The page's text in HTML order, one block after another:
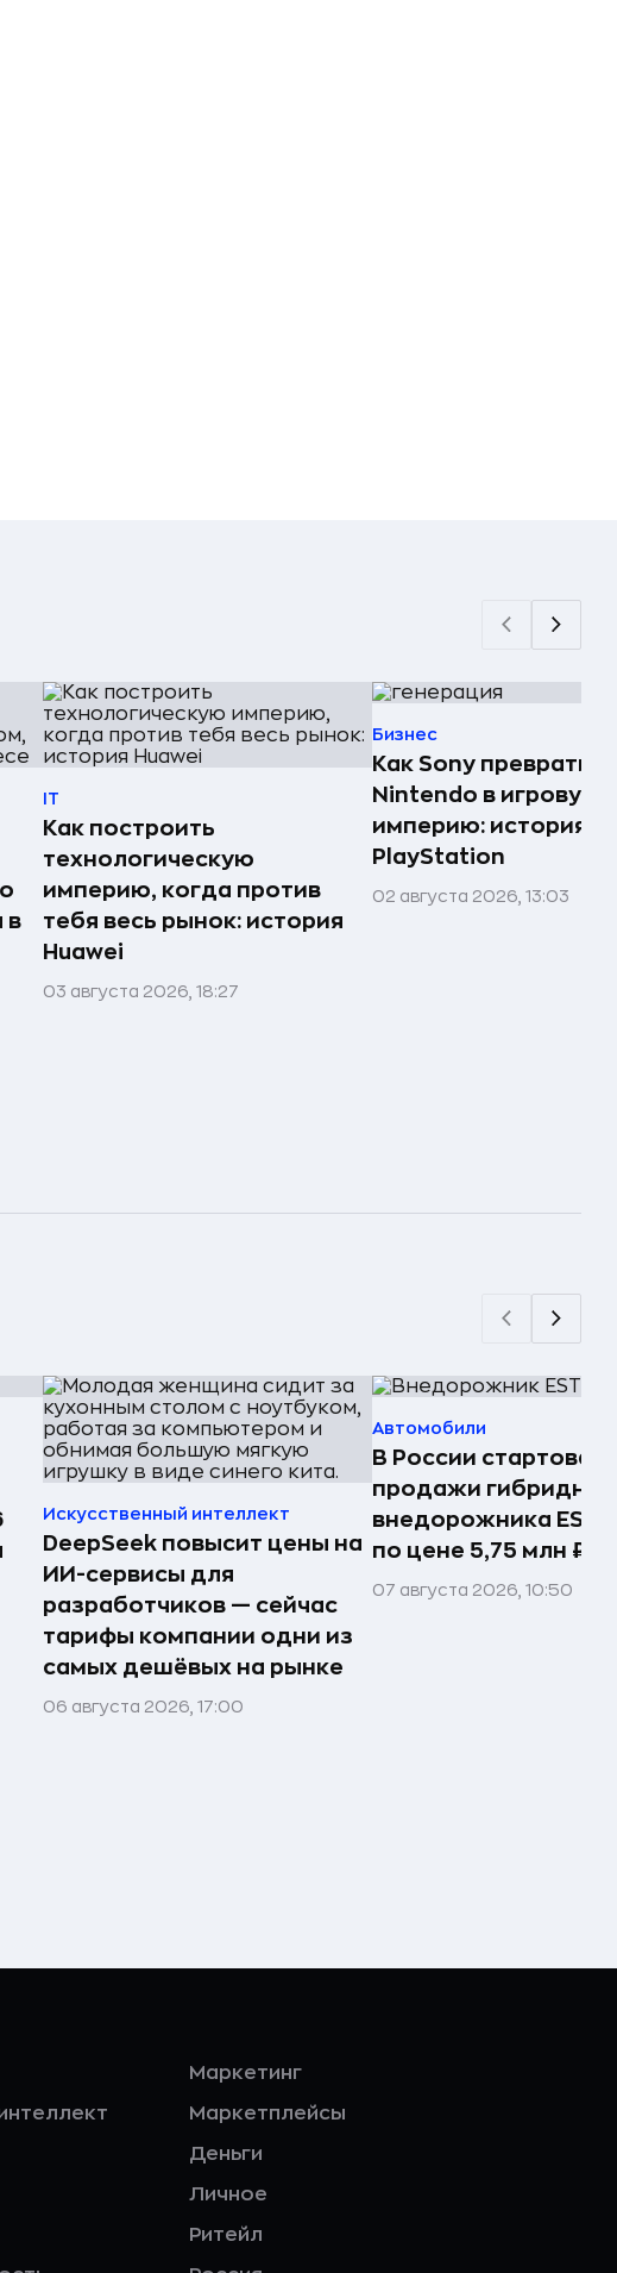
в
IT
Как построить
технологическую
империю, когда против
тебя весь рынок: история
Huawei
03 августа 2026, 18:27
Бизнес
Как Sony
Nintendo в игровую
империю: история
PlayStation
02 августа 2026, 13:03
Искусственный интеллект
DeepSeek повысит цены на
ИИ-сервисы для
разработчиков — сейчас
тарифы компании одни из
самых дешёвых на рынке
06 августа 2026, 17:00
Автомобили
В России
продажи
внедорожника
по цене 5,75 млн ₽
07 августа 2026, 10:50
Маркетинг
Маркетплейсы
Деньги
Личное
Ритейл